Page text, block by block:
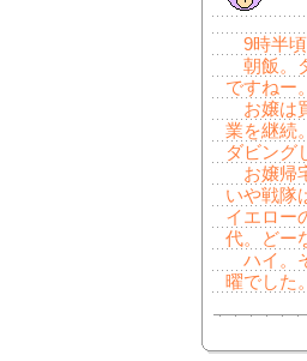
9時半頃
朝飯。
ですねー
お嬢は
業を継続
ダビング
お嬢帰
いや戦隊
イエロー
代。どー
ハイ。
曜でした